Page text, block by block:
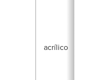
acrílico